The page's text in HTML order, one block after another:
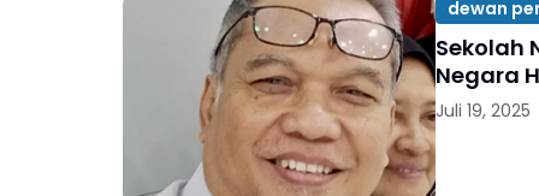
dewan
Sekolah
Negara
Juli 19, 2025